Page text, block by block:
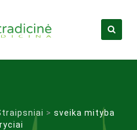
> sveika mityba